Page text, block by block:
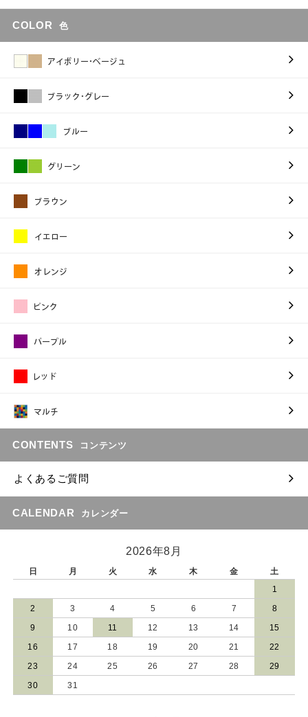
COLOR 色
CONTENTS コンテンツ
よくあるご質問
CALENDAR カレンダー
2026年8月
日 月 火 水 木 金
土
1
2 3 4 5 6 7 8
9 10 11 12 13 14 15
16 17 18 19 20 21 22
23 24 25 26 27 28 29
30 31